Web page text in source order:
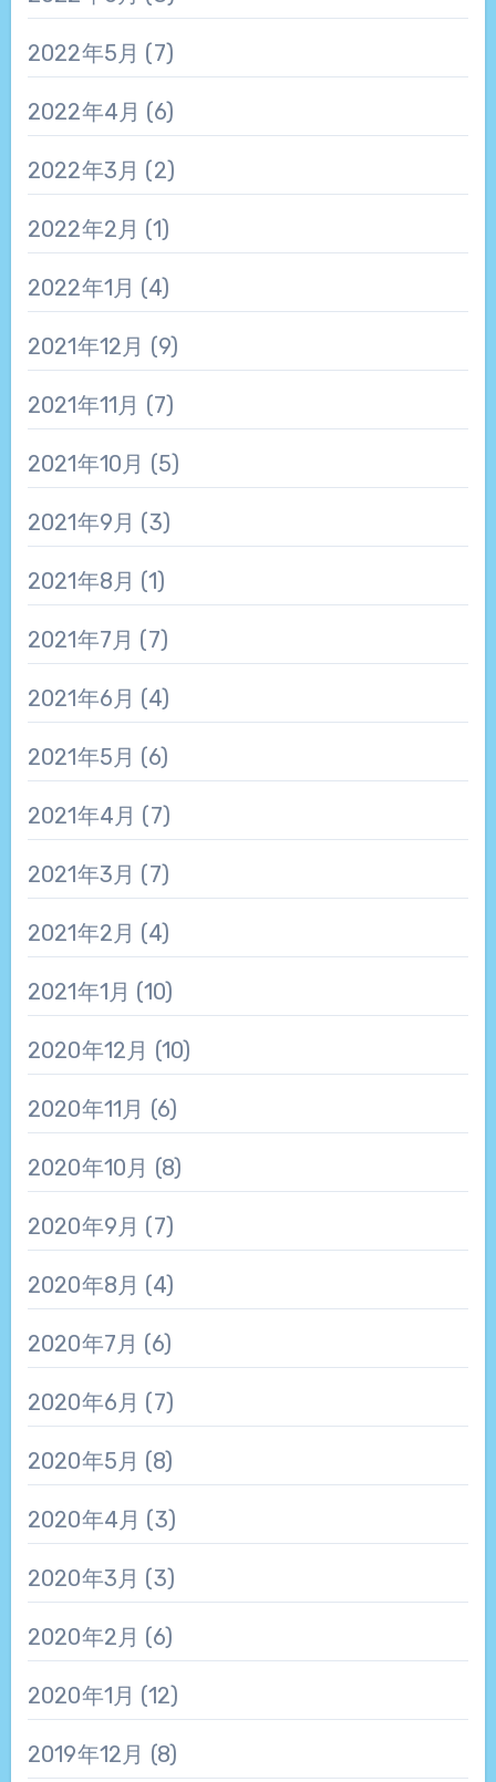
2022年5月 (7)
2022年4月 (6)
2022年3月 (2)
2022年2月 (1)
2022年1月 (4)
2021年12月 (9)
2021年11月 (7)
2021年10月 (5)
2021年9月 (3)
2021年8月 (1)
2021年7月 (7)
2021年6月 (4)
2021年5月 (6)
2021年4月 (7)
2021年3月 (7)
2021年2月 (4)
2021年1月 (10)
2020年12月 (10)
2020年11月 (6)
2020年10月 (8)
2020年9月 (7)
2020年8月 (4)
2020年7月 (6)
2020年6月 (7)
2020年5月 (8)
2020年4月 (3)
2020年3月 (3)
2020年2月 (6)
2020年1月 (12)
2019年12月 (8)